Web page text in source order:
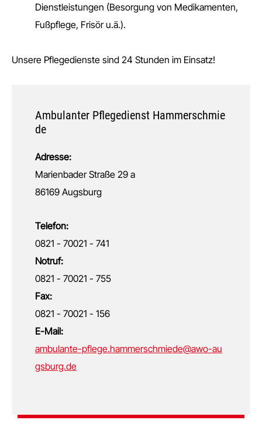
Dienstleistungen (Besorgung von Medikamenten,
Fußpflege, Frisör u.ä.).
Unsere Pflegedienste sind 24 Stunden im Einsatz!
Ambulanter Pflegedienst Hammerschmie
de
Adresse:
Marienbader Straße 29 a
86169 Augsburg
Telefon:
0821 - 70021 - 741
Notruf:
0821 - 70021 - 755
Fax:
0821 - 70021 - 156
E-Mail:
ambulante-pflege.hammerschmiede@awo-au
gsburg.de